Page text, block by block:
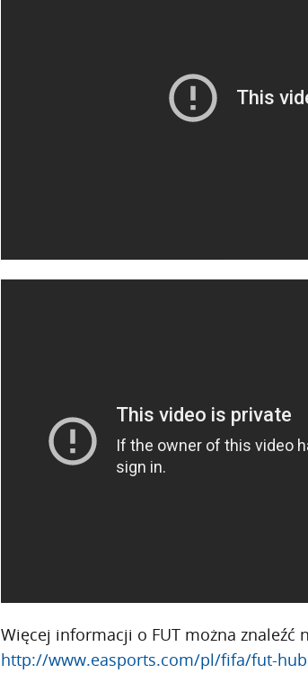
Więcej informacji o FUT można znaleźć
http://www.easports.com/pl/fifa/fut-hub